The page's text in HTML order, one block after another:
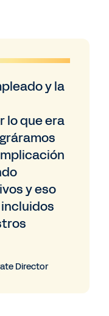
y la
lo que era
y eso
Director